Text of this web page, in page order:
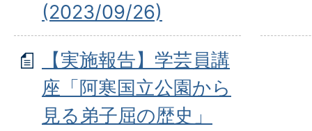
(2023/09/26)
【実施報告】学芸員講
座「阿寒国立公園から
見る弟子屈の歴史」